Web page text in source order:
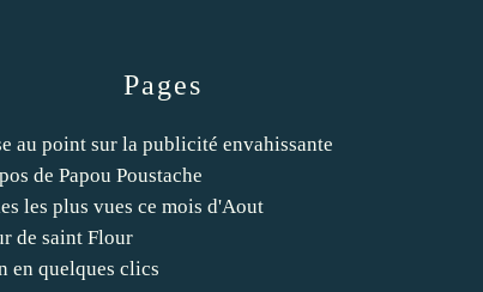
Pages
au point sur la publicité envahissante
de Papou Poustache
les plus vues ce mois d'Aout
de saint Flour
en quelques clics